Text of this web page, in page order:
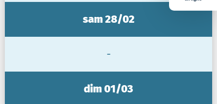
sam 28/02
-
dim 01/03